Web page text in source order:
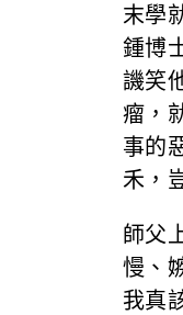
末學
鍾博
譏笑
瘤，
事的
禾，
師父
慢、
我真